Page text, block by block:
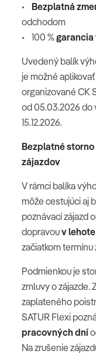
• Bezplatná
odchodom
• 100 %
Uvedený balík
je možné
organizované CK
od 05.03.2026 do
15.12.2026.
Bezplatné
zájazdov
V rámci balíka
môže cestujúci aj
poznávací zájazd
dopravouv
začiatkom termínu
Podmienkou je
zmluvy o zájazde.
zaplateného
SATUR Flexi
pracovných dní
Na zrušenie